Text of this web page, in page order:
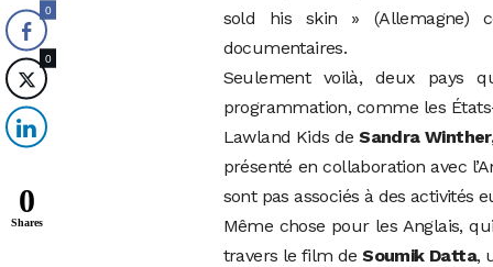
sold his skin » (Allemagne)
documentaires.
Seulement voilà, deux pays
programmation, comme les
Lawland Kids deSandra
présenté en collaboration avec
sont pas associés à des activités
Même chose pour les Anglais,
travers le film deSoumik Datta,
0
0
0
Shares